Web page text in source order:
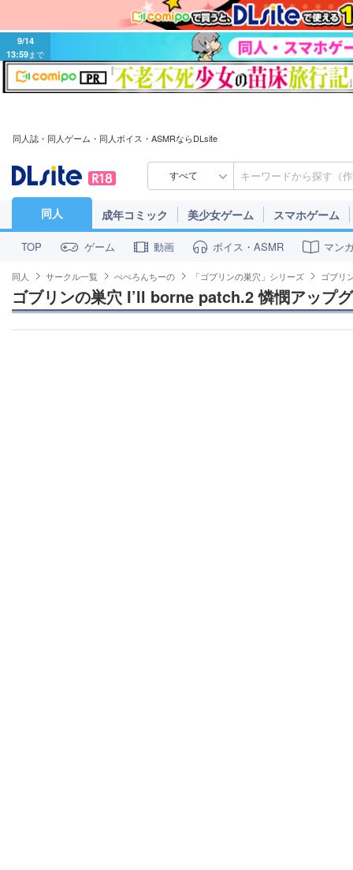
9/14
13:59まで
同人誌・同人ゲーム・同人ボイス・ASMRならDLsite
すべて
同人 成年コミック 美少女ゲーム スマホゲーム
TOP ゲーム 動画 ボイス・ASMR マン
同人 サークル一覧 ぺぺろんちーの 「ゴブリンの巣穴」シリーズ ゴブリ
ゴブリンの巣穴 I’ll borne patch.2 憐憫アップ